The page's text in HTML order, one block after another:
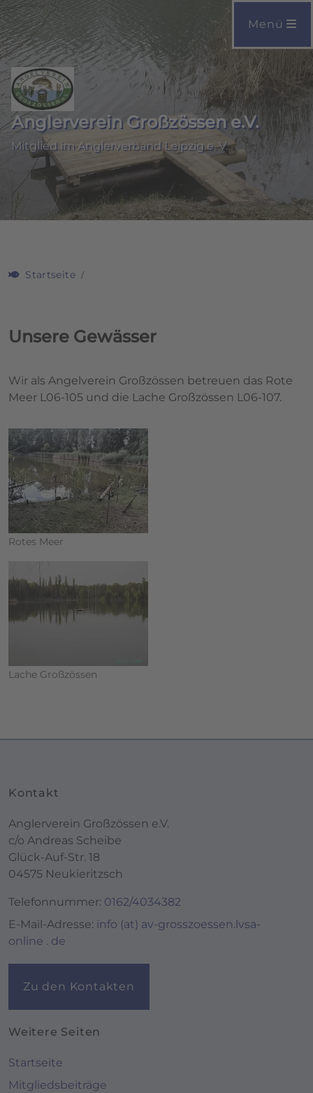
Menü
Anglerverein Großzössen e.V.
Mitglied im Anglerverband Leipzig e. V.
Startseite
Unsere Gewässer
Wir als Angelverein Großzössen betreuen das Rote
Meer L06-105 und die Lache Großzössen L06-107.
Rotes Meer
Lache Großzössen
Kontakt
Anglerverein Großzössen e.V.
c/o Andreas Scheibe
Glück-Auf-Str. 18
04575 Neukieritzsch
Telefonnummer: 0162/4034382
E-Mail-Adresse: info (at) av-grosszoessen.lvsa-
online . de
Zu den Kontakten
Weitere Seiten
Startseite
Mitgliedsbeiträge